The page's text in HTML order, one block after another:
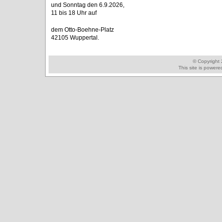
und Sonntag den 6.9.2026,
11 bis 18 Uhr auf
dem Otto-Boehne-Platz
42105 Wuppertal.
© Copyright
This site is